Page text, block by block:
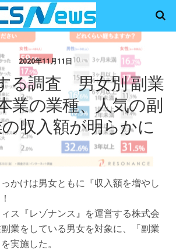
2020年11月11日
る調査 男女別 副業
業の業種、人気の副
収入額が明らかに
かけは男女ともに『収入額を増やし
ス『レゾナンス』を運営する株式会
業をしている男女を対象に、「副業
実施した。